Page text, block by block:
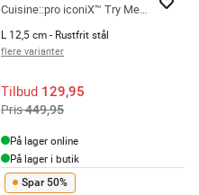
Cuisine::pro iconiX™ Try Me Santokukniv
L 12,5 cm - Rustfrit stål
flere varianter
Tilbud 129,95
Pris449,95
På lager online
På lager i butik
Spar 50%